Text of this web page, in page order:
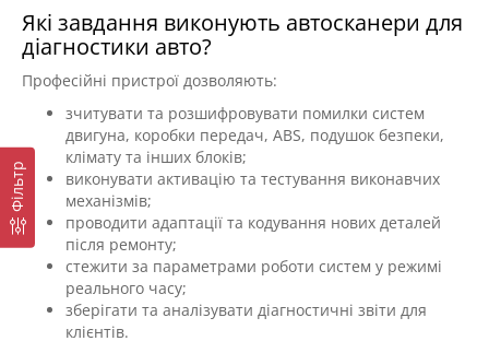
Фільтр
Які завдання виконують автосканери для
діагностики авто?
Професійні пристрої дозволяють:
зчитувати та розшифровувати помилки систем
двигуна, коробки передач, ABS, подушок безпеки,
клімату та інших блоків;
виконувати активацію та тестування виконавчих
механізмів;
проводити адаптації та кодування нових деталей
після ремонту;
стежити за параметрами роботи систем у режимі
реального часу;
зберігати та аналізувати діагностичні звіти для
клієнтів.